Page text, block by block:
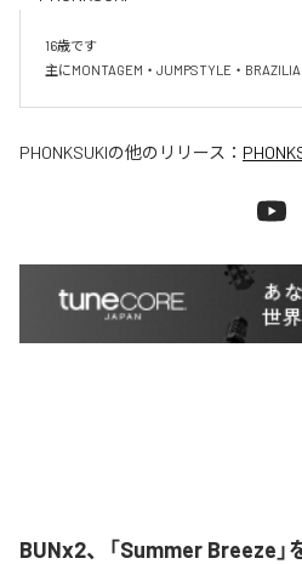
16歳です
主にMONTAGEM・JUMPSTYLE・
PHONKSUKIの他のリリース：
BUNx2、「Summer Breeze」